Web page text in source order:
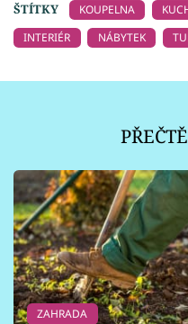
ŠTÍTKY
KOUPELNA
INTERIÉR
NÁBYTEK
ZAHRADA